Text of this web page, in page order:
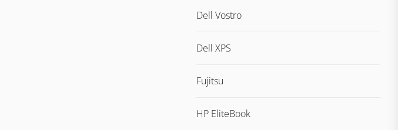
Dell Vostro
Dell XPS
Fujitsu
HP EliteBook